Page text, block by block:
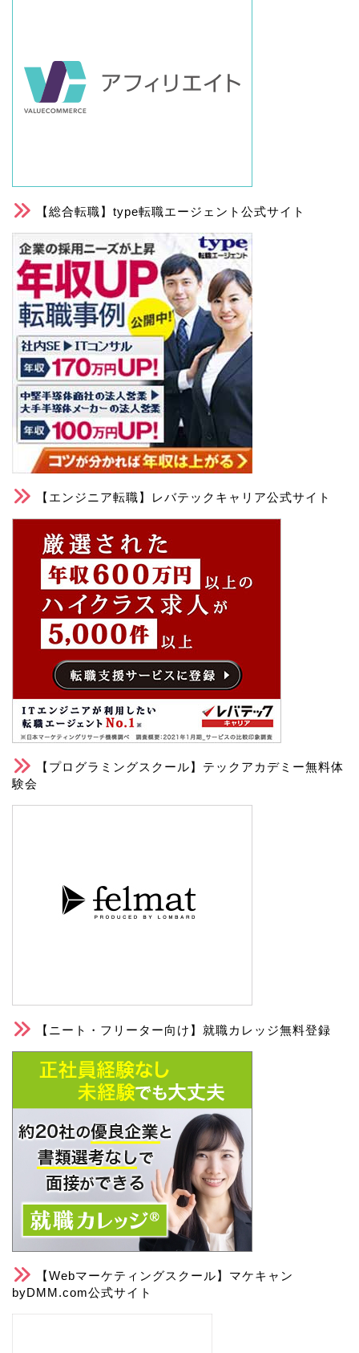
【総合転職】type転職エージェント公式サイト
【エンジニア転職】レバテックキャリア公式サイト
【プログラミングスクール】テックアカデミー無料体
験会
【ニート・フリーター向け】就職カレッジ無料登録
【Webマーケティングスクール】マケキャン
byDMM.com公式サイト